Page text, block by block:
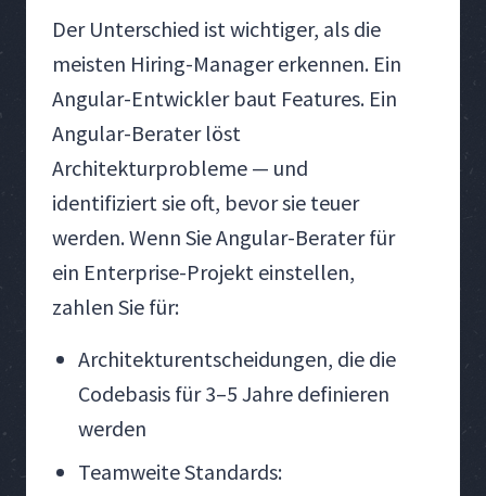
Der Unterschied ist wichtiger, als die
meisten Hiring-Manager erkennen. Ein
Angular-Entwickler baut Features. Ein
Angular-Berater löst
Architekturprobleme — und
identifiziert sie oft, bevor sie teuer
werden. Wenn Sie Angular-Berater für
ein Enterprise-Projekt einstellen,
zahlen Sie für:
Architekturentscheidungen, die die
Codebasis für 3–5 Jahre definieren
werden
Teamweite Standards: